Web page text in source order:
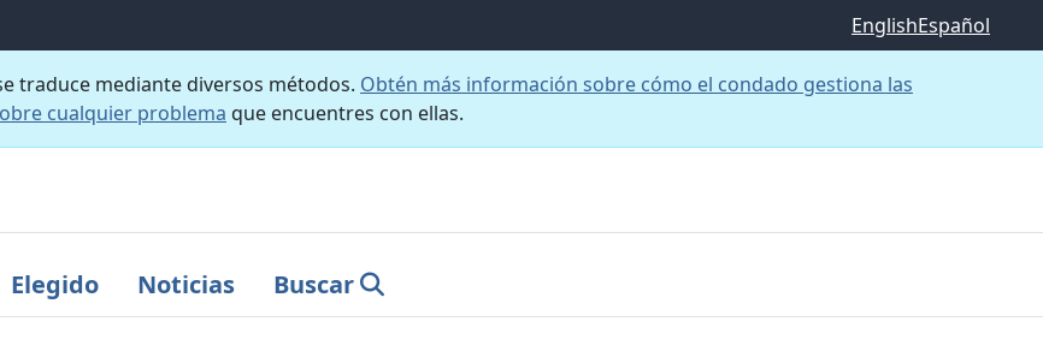
EnglishEspañol
traduce mediante diversos métodos. Obtén más información sobre cómo el condado gestiona las
cualquier problema que encuentres con ellas.
Elegido Noticias Buscar